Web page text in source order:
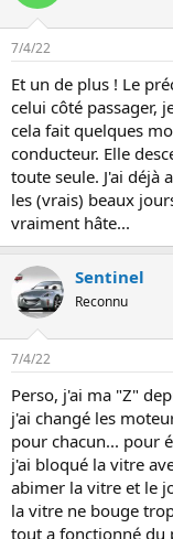
7/4/22
Et un de plus ! Le
celui côté passager,
cela fait quelques
conducteur. Elle
toute seule. J'ai déjà
les (vrais) beaux
vraiment hâte...
Sentinel
Reconnu
7/4/22
Perso, j'ai ma "Z"
j'ai changé les
pour chacun... pour
j'ai bloqué la vitre
abimer la vitre et le
la vitre ne bouge
tout a fonctionné du